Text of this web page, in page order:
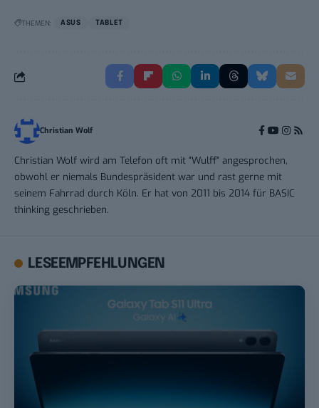
THEMEN: ASUS TABLET
Christian Wolf
Christian Wolf wird am Telefon oft mit "Wulff" angesprochen,
obwohl er niemals Bundespräsident war und rast gerne mit
seinem Fahrrad durch Köln. Er hat von 2011 bis 2014 für BASIC
thinking geschrieben.
LESEEMPFEHLUNGEN